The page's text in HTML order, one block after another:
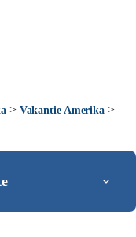
> Vakantie Amerika >